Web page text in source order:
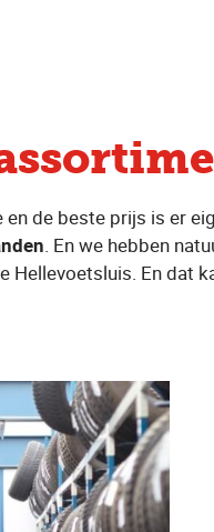
en de beste prijs is er
. En we hebben
Hellevoetsluis. En dat